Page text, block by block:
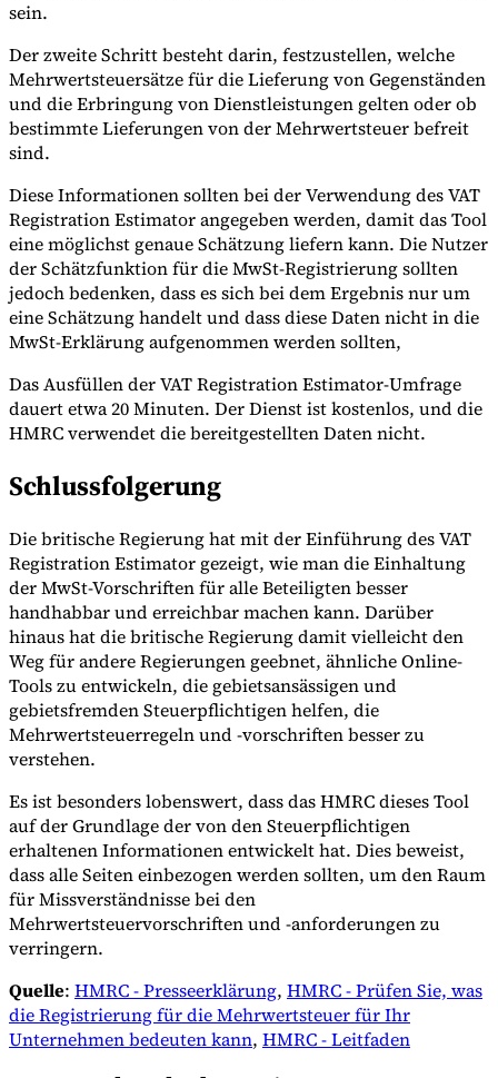
sein.
Der zweite Schritt besteht darin, festzustellen, welche
Mehrwertsteuersätze für die Lieferung von Gegenständen
und die Erbringung von Dienstleistungen gelten oder ob
bestimmte Lieferungen von der Mehrwertsteuer befreit
sind.
Diese Informationen sollten bei der Verwendung des VAT
Registration Estimator angegeben werden, damit das Tool
eine möglichst genaue Schätzung liefern kann. Die Nutzer
der Schätzfunktion für die MwSt-Registrierung sollten
jedoch bedenken, dass es sich bei dem Ergebnis nur um
eine Schätzung handelt und dass diese Daten nicht in die
MwSt-Erklärung aufgenommen werden sollten,
Das Ausfüllen der VAT Registration Estimator-Umfrage
dauert etwa 20 Minuten. Der Dienst ist kostenlos, und die
HMRC verwendet die bereitgestellten Daten nicht.
Schlussfolgerung
Die britische Regierung hat mit der Einführung des VAT
Registration Estimator gezeigt, wie man die Einhaltung
der MwSt-Vorschriften für alle Beteiligten besser
handhabbar und erreichbar machen kann. Darüber
hinaus hat die britische Regierung damit vielleicht den
Weg für andere Regierungen geebnet, ähnliche Online-
Tools zu entwickeln, die gebietsansässigen und
gebietsfremden Steuerpflichtigen helfen, die
Mehrwertsteuerregeln und -vorschriften besser zu
verstehen.
Es ist besonders lobenswert, dass das HMRC dieses Tool
auf der Grundlage der von den Steuerpflichtigen
erhaltenen Informationen entwickelt hat. Dies beweist,
dass alle Seiten einbezogen werden sollten, um den Raum
für Missverständnisse bei den
Mehrwertsteuervorschriften und -anforderungen zu
verringern.
Quelle: HMRC - Presseerklärung, HMRC - Prüfen Sie, was
die Registrierung für die Mehrwertsteuer für Ihr
Unternehmen bedeuten kann, HMRC - Leitfaden